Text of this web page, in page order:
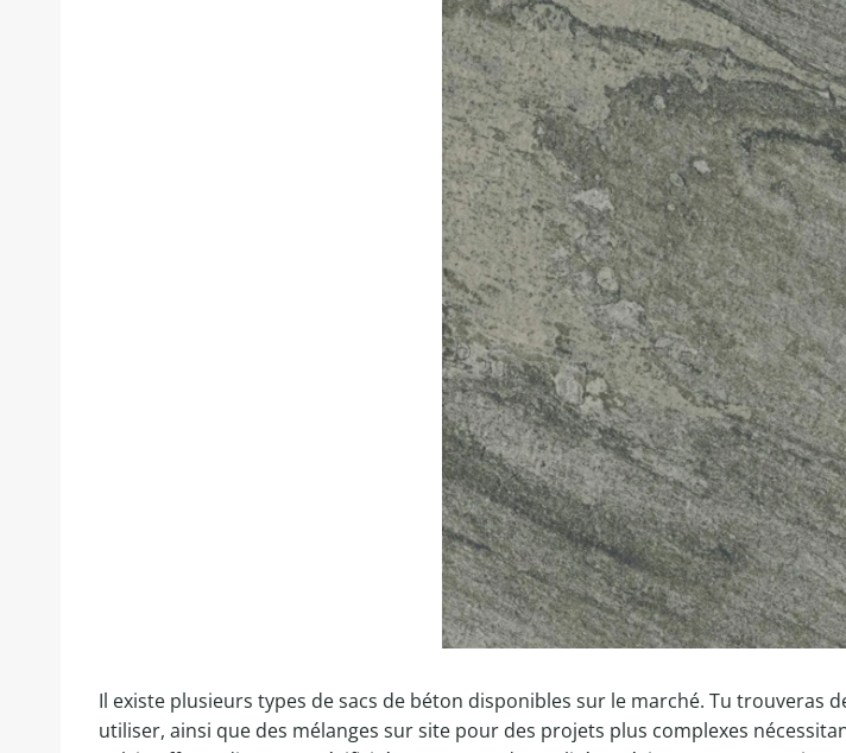
Il existe plusieurs types de sacs de béton disponibles sur le marché. Tu trouveras
utiliser, ainsi que des mélanges sur site pour des projets plus complexes